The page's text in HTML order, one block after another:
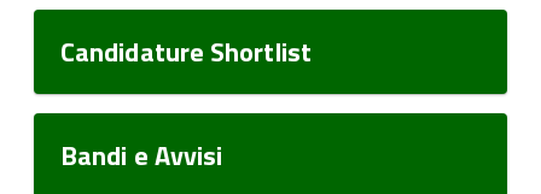
Candidature Shortlist
Bandi e Avvisi